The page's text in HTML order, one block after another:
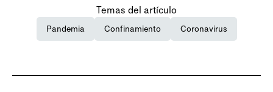
Temas del artículo
Pandemia Confinamiento Coronavirus